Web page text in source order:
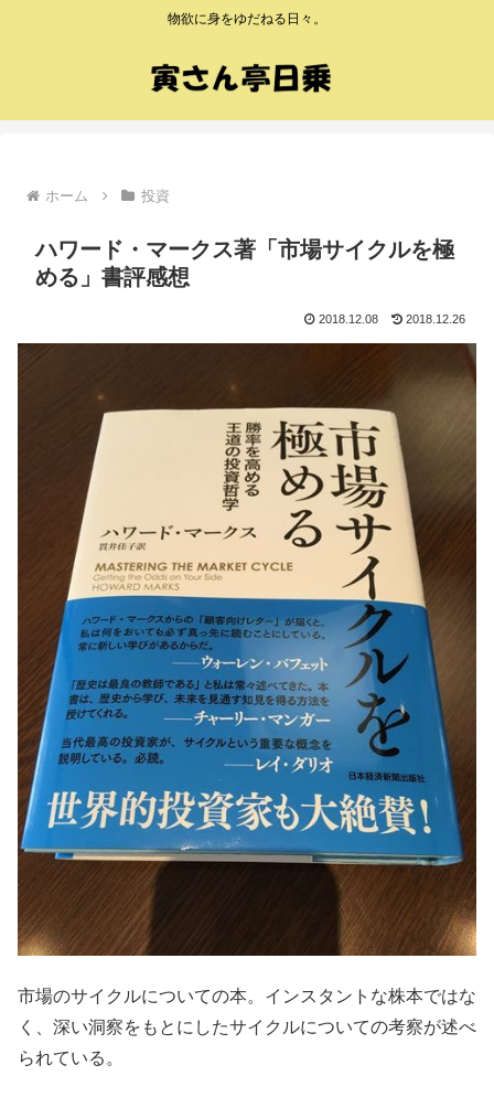
物欲に身をゆだねる日々。
ホーム 投資
ハワード・マークス著「市場サイクルを極
める」書評感想
2018.12.08 2018.12.26
市場のサイクルについての本。インスタントな株本ではな
く、深い洞察をもとにしたサイクルについての考察が述べ
られている。